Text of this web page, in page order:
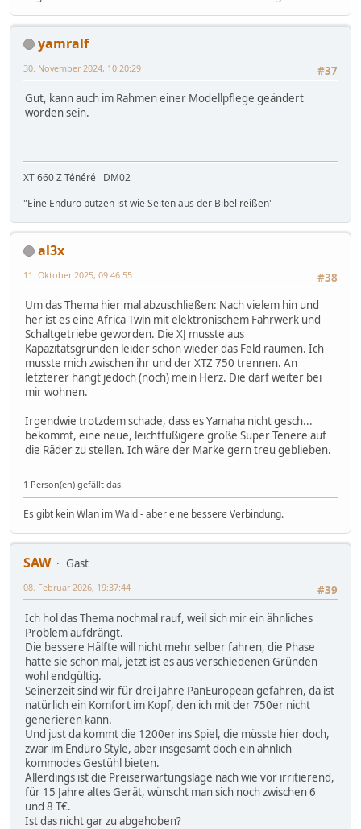
yamralf
#37
30. November 2024, 10:20:29
Gut, kann auch im Rahmen einer Modellpflege geändert
worden sein.
XT 660 Z Ténéré DM02
"Eine Enduro putzen ist wie Seiten aus der Bibel reißen"
al3x
#38
11. Oktober 2025, 09:46:55
Um das Thema hier mal abzuschließen: Nach vielem hin und
her ist es eine Africa Twin mit elektronischem Fahrwerk und
Schaltgetriebe geworden. Die XJ musste aus
Kapazitätsgründen leider schon wieder das Feld räumen. Ich
musste mich zwischen ihr und der XTZ 750 trennen. An
letzterer hängt jedoch (noch) mein Herz. Die darf weiter bei
mir wohnen.
Irgendwie trotzdem schade, dass es Yamaha nicht gesch...
bekommt, eine neue, leichtfüßigere große Super Tenere auf
die Räder zu stellen. Ich wäre der Marke gern treu geblieben.
1 Person(en) gefällt das.
Es gibt kein Wlan im Wald - aber eine bessere Verbindung.
SAW
Gast
#39
08. Februar 2026, 19:37:44
Ich hol das Thema nochmal rauf, weil sich mir ein ähnliches
Problem aufdrängt.
Die bessere Hälfte will nicht mehr selber fahren, die Phase
hatte sie schon mal, jetzt ist es aus verschiedenen Gründen
wohl endgültig.
Seinerzeit sind wir für drei Jahre PanEuropean gefahren, da ist
natürlich ein Komfort im Kopf, den ich mit der 750er nicht
generieren kann.
Und just da kommt die 1200er ins Spiel, die müsste hier doch,
zwar im Enduro Style, aber insgesamt doch ein ähnlich
kommodes Gestühl bieten.
Allerdings ist die Preiserwartungslage nach wie vor irritierend,
für 15 Jahre altes Gerät, wünscht man sich noch zwischen 6
und 8 T€.
Ist das nicht gar zu abgehoben?